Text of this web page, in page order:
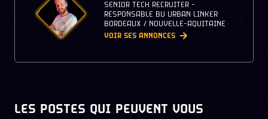
SENIOR TECH RECRUITER -
RESPONSABLE BU URBAN LINKER
BORDEAUX / NOUVELLE-AQUITAINE
VOIR SES ANNONCES
LES POSTES QUI PEUVENT VOUS